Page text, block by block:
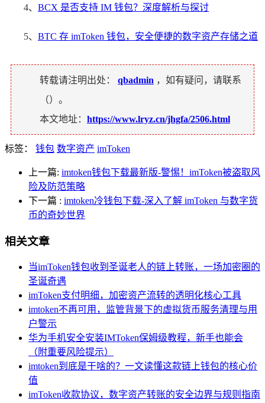
4、 BCX 是否支持 IM 钱包？深度解析与探讨
5、 BTC 存 imToken 钱包，安全便捷的数字资产存储之道
转载请注明出处： qbadmin ，如有疑问，请联系
（）。
本文地址： https://www.lryz.cn/jhgfa/2506.html
标签： 钱包 数字资产 imToken
上一篇: imtoken钱包下载最新版-警惕！imToken被盗取风
险及防范策略
下一篇 : imtoken冷钱包下载-深入了解 imToken 与数字货
币的奇妙世界
相关文章
当imToken钱包收到圣诞老人的链上转账，一场加密圈的
圣诞奇遇
imToken支付明细，加密资产流转的透明化核心工具
imtoken不再可用，监管背景下的虚拟货币服务清理与用
户警示
华为手机安全安装IMToken保姆级教程，新手也能会
（附重要风险提示）
imtoken到底是干啥的？一文读懂这款链上钱包的核心价
值
imToken收款协议，数字资产转账的安全边界与规则指南